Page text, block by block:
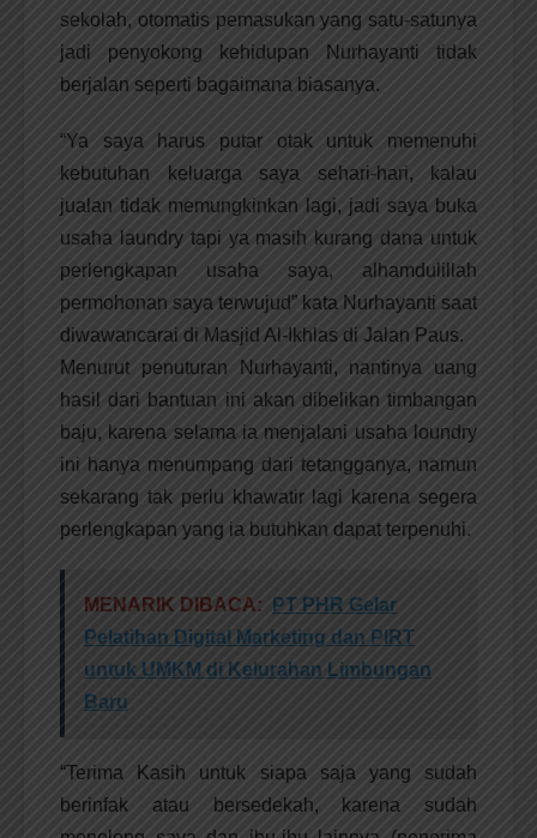
sekolah, otomatis pemasukan yang satu-satunya
jadi penyokong kehidupan Nurhayanti tidak
berjalan seperti bagaimana biasanya.
“Ya saya harus putar otak untuk memenuhi
kebutuhan keluarga saya sehari-hari, kalau
jualan tidak memungkinkan lagi, jadi saya buka
usaha laundry tapi ya masih kurang dana untuk
perlengkapan usaha saya, alhamdulillah
permohonan saya terwujud” kata Nurhayanti saat
diwawancarai di Masjid Al-Ikhlas di Jalan Paus.
Menurut penuturan Nurhayanti, nantinya uang
hasil dari bantuan ini akan dibelikan timbangan
baju, karena selama ia menjalani usaha loundry
ini hanya menumpang dari tetangganya, namun
sekarang tak perlu khawatir lagi karena segera
perlengkapan yang ia butuhkan dapat terpenuhi.
MENARIK DIBACA:
PT PHR Gelar
Pelatihan Digital Marketing dan PIRT
untuk UMKM di Kelurahan Limbungan
Baru
“Terima Kasih untuk siapa saja yang sudah
berinfak atau bersedekah, karena sudah